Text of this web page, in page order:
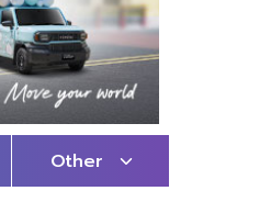
Other